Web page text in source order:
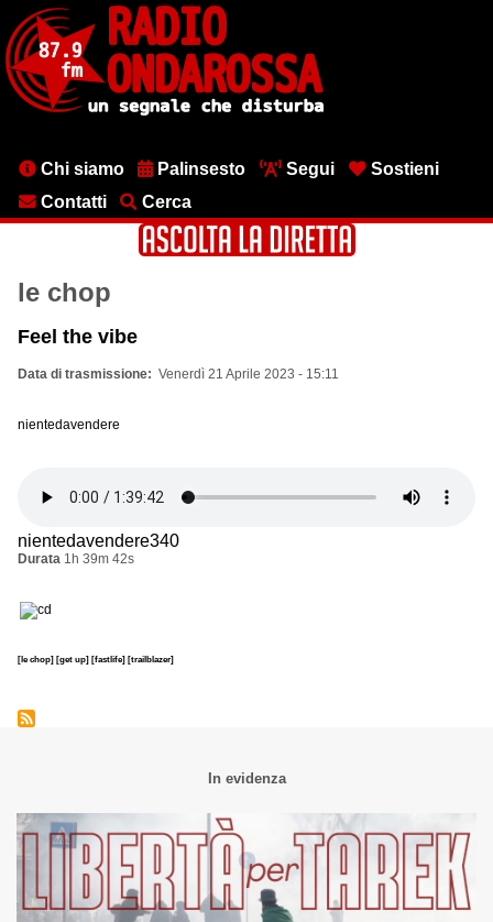
contenuto
principale
MenuChi siamo Palinsesto Segui
Sostieni
Contatti
Cerca
le chop
Feel the vibe
Data di trasmissione Venerdì 21 Aprile 2023 - 15:11
nientedavendere
nientedavendere340
Durata 1h 39m 42s
[le chop] [get up] [fastlife] [trailblazer]
In evidenza